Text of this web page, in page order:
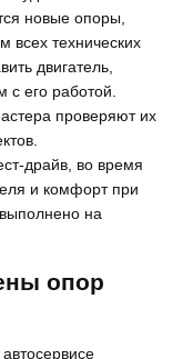
новые опоры,
всех технических
двигатель,
его работой.
проверяют их
драйв, во время
и комфорт при
на
опор